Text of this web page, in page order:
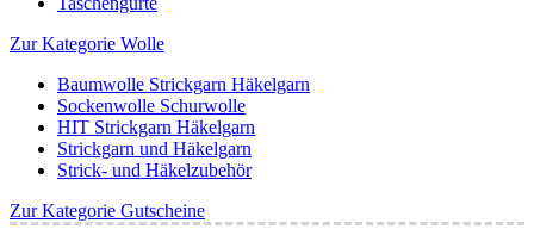
Zur Kategorie Wolle
Baumwolle Strickgarn Häkelgarn
Sockenwolle Schurwolle
HIT Strickgarn Häkelgarn
Strickgarn und Häkelgarn
Strick- und Häkelzubehör
Zur Kategorie Gutscheine